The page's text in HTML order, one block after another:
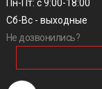
Пн-Пт: с 9:00-18:00
Сб-Вс - выходные
Не дозвонились?